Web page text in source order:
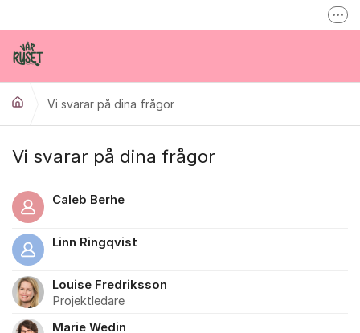
Vi svarar på dina frågor
Vi svarar på dina frågor
Caleb Berhe
Linn Ringqvist
Louise Fredriksson
Projektledare
Marie Wedin